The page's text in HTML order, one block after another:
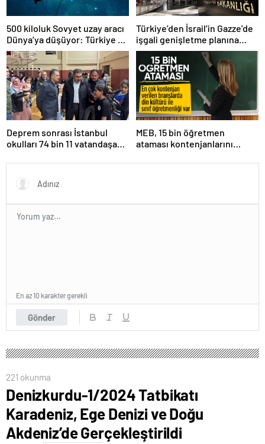
500 kiloluk Sovyet uzay aracı
Dünya’ya düşüyor: Türkiye de
risk altında
Türkiye’den İsrail’in Gazze’de
işgali genişletme planına
tepki
Deprem sonrası İstanbul
okulları 74 bin 11 vatandaşa
MEB, 15 bin öğretmen
ataması kontenjanlarını
Gönder
En az 10 karakter gerekli
221 okunma
Denizkurdu-1/2024 Tatbikatı
Karadeniz, Ege Denizi ve Doğu
Akdeniz’de Gerçekleştirildi